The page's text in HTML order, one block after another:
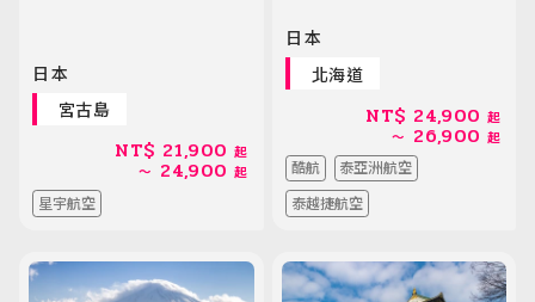
日本
宮古島
NT$ 21,900 起
～ 24,900 起
星宇航空
日本
北海道
NT$ 24,900 起
～ 26,900 起
酷航
泰亞洲航空
泰越捷航空